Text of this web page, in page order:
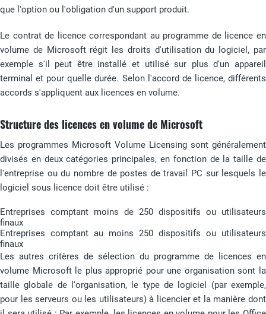
que l'option ou l'obligation d'un support produit.
Le contrat de licence correspondant au programme de licence en
volume de Microsoft régit les droits d'utilisation du logiciel, par
exemple s'il peut être installé et utilisé sur plus d'un appareil
terminal et pour quelle durée. Selon l'accord de licence, différents
accords s'appliquent aux licences en volume.
Structure des licences en volume de Microsoft
Les programmes Microsoft Volume Licensing sont généralement
divisés en deux catégories principales, en fonction de la taille de
l'entreprise ou du nombre de postes de travail PC sur lesquels le
logiciel sous licence doit être utilisé :
Entreprises comptant moins de 250 dispositifs ou utilisateurs
finaux
Entreprises comptant au moins 250 dispositifs ou utilisateurs
finaux
Les autres critères de sélection du programme de licences en
volume Microsoft le plus approprié pour une organisation sont la
taille globale de l'organisation, le type de logiciel (par exemple,
pour les serveurs ou les utilisateurs) à licencier et la manière dont